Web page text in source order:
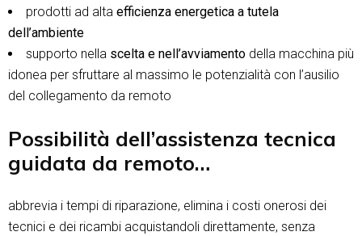
prodotti ad alta efficienza energetica a tutela
dell’ambiente
supporto nella scelta e nell’avviamento della macchina più
idonea per sfruttare al massimo le potenzialità con l’ausilio
del collegamento da remoto
Possibilità dell’assistenza tecnica
guidata da remoto…
abbrevia i tempi di riparazione, elimina i costi onerosi dei
tecnici e dei ricambi acquistandoli direttamente, senza